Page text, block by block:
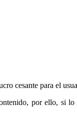
cesante para el
por ello, si